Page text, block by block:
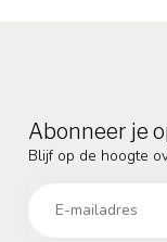
Abonneer je
Blijf op de hoogte